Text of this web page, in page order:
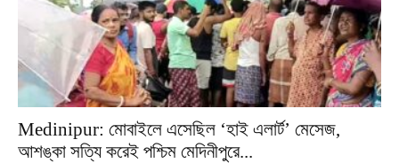
Medinipur: মোবাইলে এসেছিল ‘হাই এলার্ট’ মেসেজ,
আশঙ্কা সত্যি করেই পশ্চিম মেদিনীপুরে...